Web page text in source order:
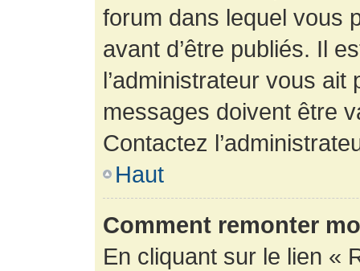
forum dans lequel vous
avant d’être publiés. Il
l’administrateur vous
messages doivent être
Contactez
Haut
Comment remonter
En cliquant sur le lien «